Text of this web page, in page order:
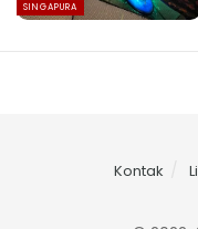
SINGAPURA
Kontak